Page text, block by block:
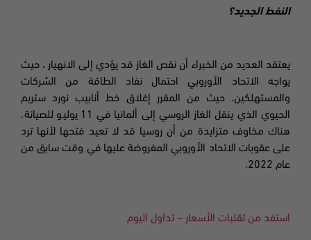
النفط الجديد؟
يعتقد العديد من الخبراء أن نقص الغاز قد يؤدي إلى الانهيار ، حيث
يواجه الاتحاد الأوروبي احتمال نفاد الطاقة من الشركات
والمستهلكين. حيث من المقرر إغلاق خط أنابيب نورد ستريم
الحيوي الذي ينقل الغاز الروسي إلى ألمانيا في 11 يوليو للصيانة.
هناك مخاوف متزايدة من أن روسيا قد لا تعيد فتحها لأنها ترد
على عقوبات الاتحاد الأوروبي المفروضة عليها في وقت سابق من
عام 2022.
استفد من تقلبات الأسعار – تداول اليوم